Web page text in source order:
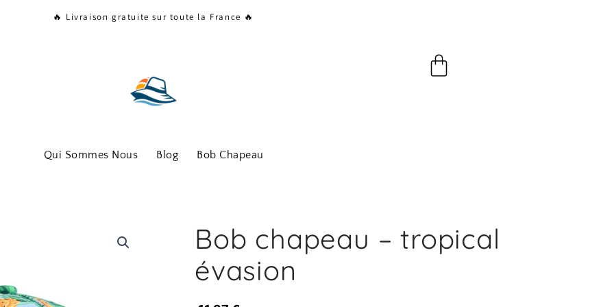
🔥 Livraison gratuite sur toute la France 🔥
Panier
Qui Sommes Nous Blog Bob Chapeau
Bob chapeau – tropical
évasion